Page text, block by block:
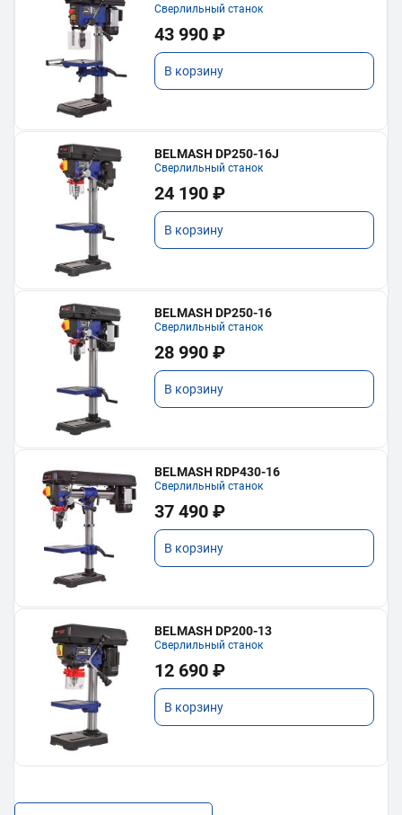
Сверлильный станок
43 990 ₽
В корзину
BELMASH DP250-16J
Сверлильный станок
24 190 ₽
В корзину
BELMASH DP250-16
Сверлильный станок
28 990 ₽
В корзину
BELMASH RDP430-16
Сверлильный станок
37 490 ₽
В корзину
BELMASH DP200-13
Сверлильный станок
12 690 ₽
В корзину